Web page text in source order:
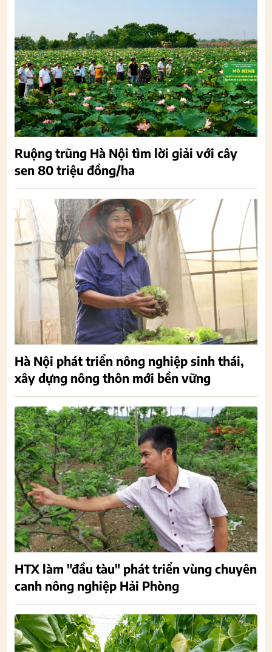
Ruộng trũng Hà Nội tìm lời giải với cây
sen 80 triệu đồng/ha
Hà Nội phát triển nông nghiệp sinh thái,
xây dựng nông thôn mới bền vững
HTX làm "đầu tàu" phát triển vùng chuyên
canh nông nghiệp Hải Phòng